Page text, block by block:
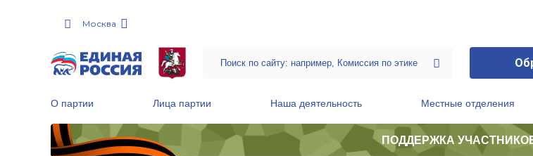
Москва
О партии Лица партии Наша деятельность Местные отделения
ПОДДЕРЖКА